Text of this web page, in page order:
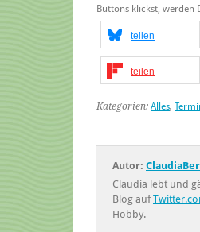
Buttons klickst, werden
teilen
teilen
Kategorien: Alles,
Autor:
Claudia lebt und
Blog auf
Hobby.